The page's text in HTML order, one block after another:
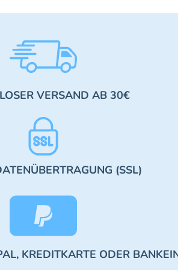
VERSAND AB 30€
(SSL)
KREDITKARTE ODER